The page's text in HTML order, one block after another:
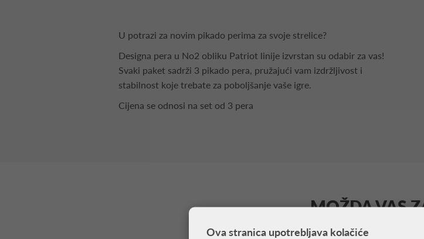
U potrazi za novim pikado perima za svoje strelice?
Designa pera u No2 obliku Patriot linije izvrstan su odabir za vas!
Svaki paket sadrži 3 pikado pera, pružajući vam izdržljivost i
stabilnost koje trebate za poboljšanje vaše igre.
Cijena se odnosi na set od 3 pera
MOŽDA VAS
Ova stranica upotrebljava kolačiće